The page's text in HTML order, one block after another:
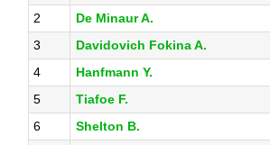
2
De Minaur A.
3
Davidovich Fokina A.
4
Hanfmann Y.
5
Tiafoe F.
6
Shelton B.